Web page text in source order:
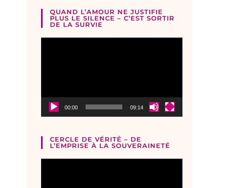
QUAND L’AMOUR NE JUSTIFIE
PLUS LE SILENCE – C’EST SORTIR
DE LA SURVIE
00:00 09:14
CERCLE DE VÉRITÉ – DE
L’EMPRISE À LA SOUVERAINETÉ